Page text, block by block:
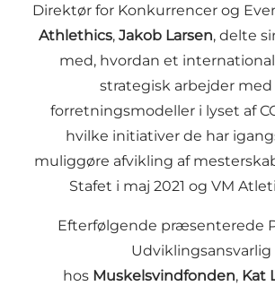
Direktør for Konkurrencer og
Athlethics, Jakob Larsen, delte
med, hvordan et
strategisk arbejder med
forretningsmodeller i lyset af
hvilke initiativer de har
muliggøre afvikling af
Stafet i maj 2021 og VM
Efterfølgende præsenterede
Udviklingsansvarlig
hos Muskelsvindfonden, Kat